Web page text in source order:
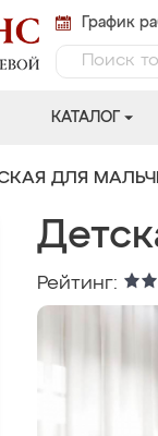
График
КАТАЛОГ
ДЛЯ
Рейтинг: